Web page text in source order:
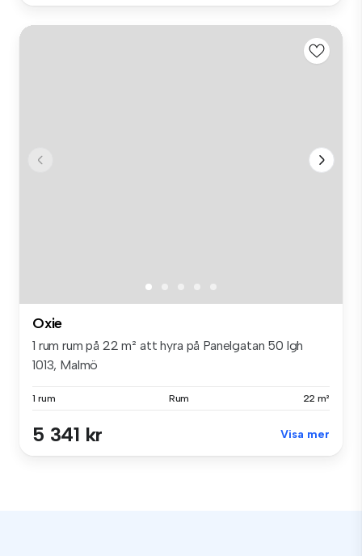
Oxie
1 rum rum på 22 m² att hyra på Panelgatan 50 lgh
1013, Malmö
1 rum Rum 22 m²
5 341 kr Visa mer